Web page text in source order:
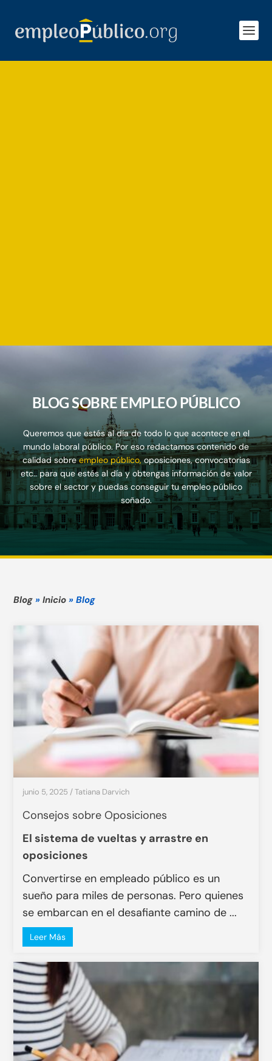
BLOG SOBRE EMPLEO PÚBLICO
Queremos que estés al día de todo lo que acontece en el
mundo laboral público. Por eso redactamos contenido de
calidad sobreempleo público,oposiciones, convocatorias
etc.. para que estés al día y obtengas información de valor
sobre el sector y puedas conseguir tu empleo público
soñado.
Blog »Inicio »Blog
junio 5, 2025 /Tatiana Darvich
Consejos sobre Oposiciones
El sistema de vueltas y arrastre en
oposiciones
Convertirse en empleado público es un
sueño para miles de personas. Pero quienes
se embarcan en el desafiante camino de ...
Leer Más